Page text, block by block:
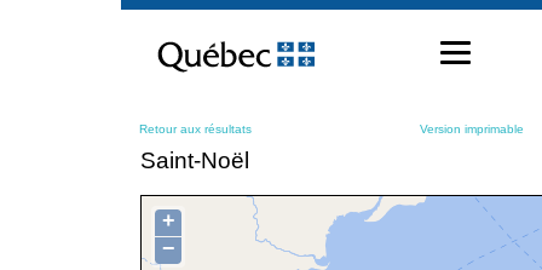
contenu
Retour aux résultats Version imprimable
Saint-Noël
+
−